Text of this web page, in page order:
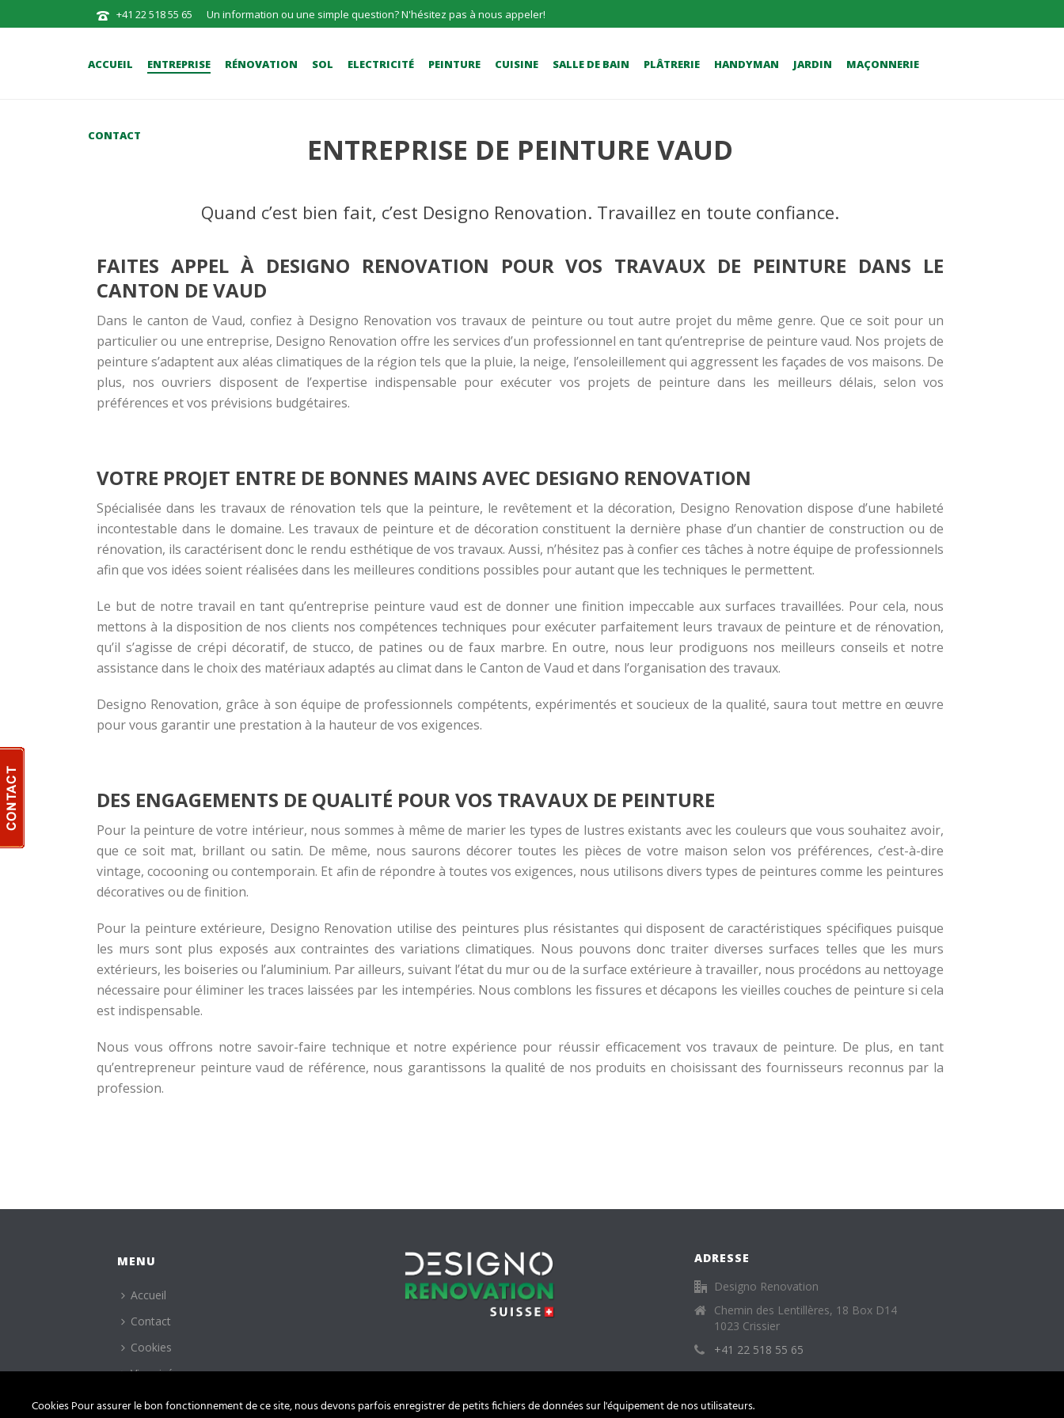
+41 22 518 55 65 Un information ou une simple question? N'hésitez pas à nous appeler!
ACCUEIL ENTREPRISE RÉNOVATION SOL ELECTRICITÉ PEINTURE CUISINE SALLE DE BAIN PLÂTRERIE HANDYMAN JARDIN MAÇONNERIE
CONTACT ENTREPRISE DE PEINTURE VAUD
Quand c’est bien fait, c’est Designo Renovation. Travaillez en toute confiance.
FAITES APPEL À DESIGNO RENOVATION POUR VOS TRAVAUX DE PEINTURE DANS LE
CANTON DE VAUD
Dans le canton de Vaud, confiez à Designo Renovation vos travaux de peinture ou tout autre projet du même genre. Que ce soit pour un
particulier ou une entreprise, Designo Renovation offre les services d’un professionnel en tant qu’entreprise de peinture vaud. Nos projets de
peinture s’adaptent aux aléas climatiques de la région tels que la pluie, la neige, l’ensoleillement qui aggressent les façades de vos maisons. De
plus, nos ouvriers disposent de l’expertise indispensable pour exécuter vos projets de peinture dans les meilleurs délais, selon vos
préférences et vos prévisions budgétaires.
VOTRE PROJET ENTRE DE BONNES MAINS AVEC DESIGNO RENOVATION
Spécialisée dans les travaux de rénovation tels que la peinture, le revêtement et la décoration, Designo Renovation dispose d’une habileté
incontestable dans le domaine. Les travaux de peinture et de décoration constituent la dernière phase d’un chantier de construction ou de
rénovation, ils caractérisent donc le rendu esthétique de vos travaux. Aussi, n’hésitez pas à confier ces tâches à notre équipe de professionnels
afin que vos idées soient réalisées dans les meilleures conditions possibles pour autant que les techniques le permettent.
Le but de notre travail en tant qu’entreprise peinture vaud est de donner une finition impeccable aux surfaces travaillées. Pour cela, nous
mettons à la disposition de nos clients nos compétences techniques pour exécuter parfaitement leurs travaux de peinture et de rénovation,
qu’il s’agisse de crépi décoratif, de stucco, de patines ou de faux marbre. En outre, nous leur prodiguons nos meilleurs conseils et notre
assistance dans le choix des matériaux adaptés au climat dans le Canton de Vaud et dans l’organisation des travaux.
Designo Renovation, grâce à son équipe de professionnels compétents, expérimentés et soucieux de la qualité, saura tout mettre en œuvre
pour vous garantir une prestation à la hauteur de vos exigences.
DES ENGAGEMENTS DE QUALITÉ POUR VOS TRAVAUX DE PEINTURE
Pour la peinture de votre intérieur, nous sommes à même de marier les types de lustres existants avec les couleurs que vous souhaitez avoir,
que ce soit mat, brillant ou satin. De même, nous saurons décorer toutes les pièces de votre maison selon vos préférences, c’est-à-dire
vintage, cocooning ou contemporain. Et afin de répondre à toutes vos exigences, nous utilisons divers types de peintures comme les peintures
décoratives ou de finition.
Pour la peinture extérieure, Designo Renovation utilise des peintures plus résistantes qui disposent de caractéristiques spécifiques puisque
les murs sont plus exposés aux contraintes des variations climatiques. Nous pouvons donc traiter diverses surfaces telles que les murs
extérieurs, les boiseries ou l’aluminium. Par ailleurs, suivant l’état du mur ou de la surface extérieure à travailler, nous procédons au nettoyage
nécessaire pour éliminer les traces laissées par les intempéries. Nous comblons les fissures et décapons les vieilles couches de peinture si cela
est indispensable.
Nous vous offrons notre savoir-faire technique et notre expérience pour réussir efficacement vos travaux de peinture. De plus, en tant
qu’entrepreneur peinture vaud de référence, nous garantissons la qualité de nos produits en choisissant des fournisseurs reconnus par la
profession.
MENU
Accueil
Contact
Cookies
Vie privée
ADRESSE
Designo Renovation
Chemin des Lentillères, 18 Box D14
1023 Crissier
+41 22 518 55 65
Cookies Pour assurer le bon fonctionnement de ce site, nous devons parfois enregistrer de petits fichiers de données sur l'équipement de nos utilisateurs.